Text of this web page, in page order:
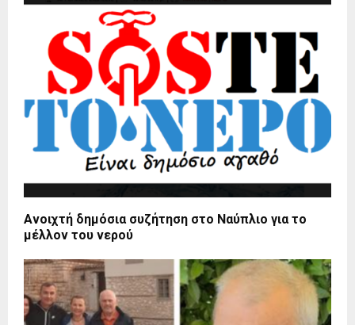
Ανοιχτή δημόσια συζήτηση στο Ναύπλιο για το
μέλλον του νερού